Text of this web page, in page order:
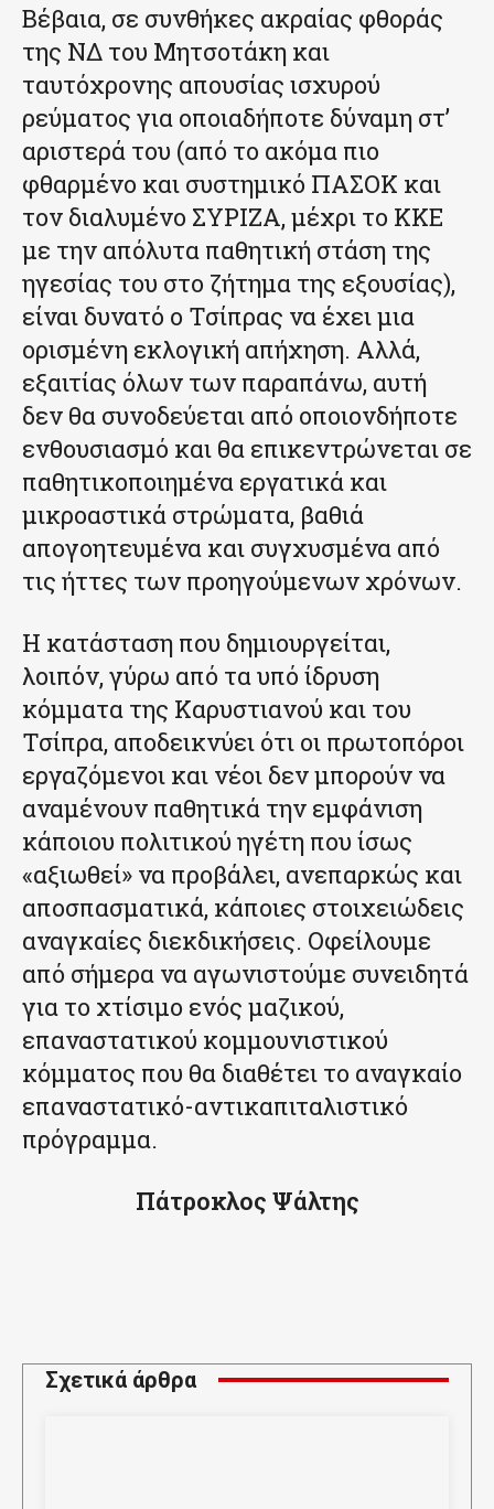
Βέβαια, σε συνθήκες ακραίας φθοράς
της ΝΔ του Μητσοτάκη και
ταυτόχρονης απουσίας ισχυρού
ρεύματος για οποιαδήποτε δύναμη στ’
αριστερά του (από το ακόμα πιο
φθαρμένο και συστημικό ΠΑΣΟΚ και
τον διαλυμένο ΣΥΡΙΖΑ, μέχρι το ΚΚΕ
με την απόλυτα παθητική στάση της
ηγεσίας του στο ζήτημα της εξουσίας),
είναι δυνατό ο Τσίπρας να έχει μια
ορισμένη εκλογική απήχηση. Αλλά,
εξαιτίας όλων των παραπάνω, αυτή
δεν θα συνοδεύεται από οποιονδήποτε
ενθουσιασμό και θα επικεντρώνεται σε
παθητικοποιημένα εργατικά και
μικροαστικά στρώματα, βαθιά
απογοητευμένα και συγχυσμένα από
τις ήττες των προηγούμενων χρόνων.
Η κατάσταση που δημιουργείται,
λοιπόν, γύρω από τα υπό ίδρυση
κόμματα της Καρυστιανού και του
Τσίπρα, αποδεικνύει ότι οι πρωτοπόροι
εργαζόμενοι και νέοι δεν μπορούν να
αναμένουν παθητικά την εμφάνιση
κάποιου πολιτικού ηγέτη που ίσως
«αξιωθεί» να προβάλει, ανεπαρκώς και
αποσπασματικά, κάποιες στοιχειώδεις
αναγκαίες διεκδικήσεις. Οφείλουμε
από σήμερα να αγωνιστούμε συνειδητά
για το χτίσιμο ενός μαζικού,
επαναστατικού κομμουνιστικού
κόμματος που θα διαθέτει το αναγκαίο
επαναστατικό-αντικαπιταλιστικό
πρόγραμμα.
Πάτροκλος Ψάλτης
Σχετικά άρθρα